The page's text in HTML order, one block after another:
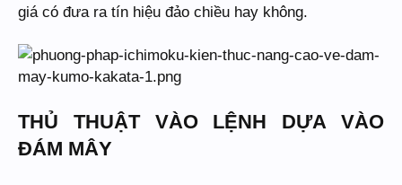
giá có đưa ra tín hiệu đảo chiều hay không.
THỦ THUẬT VÀO LỆNH DỰA VÀO
ĐÁM MÂY